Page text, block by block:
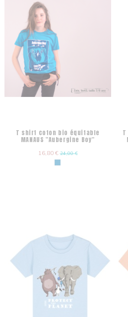
T shirt coton bio équitable
MANAUS "Aubergine Boy"
16,80 €24,00 €